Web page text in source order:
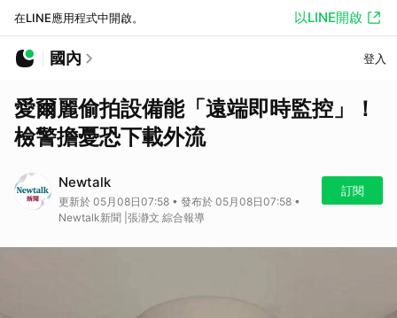
在LINE應用程式中開啟。 以LINE開啟
國內 登入
愛爾麗偷拍設備能「遠端即時監控」！
檢警擔憂恐下載外流
Newtalk
更新於 05月08日07:58 • 發布於 05月08日07:58 •
Newtalk新聞 |張瀞文 綜合報導
訂閱